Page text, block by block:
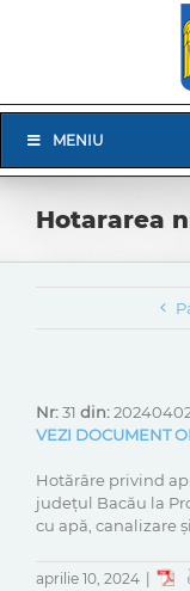
Navigation
MENIU
Hotararea
Nr:31 din:
VEZI DOCUMENT
Hotărâre privind
județul Bacău la
cu apă, canalizare
aprilie 10, 2024